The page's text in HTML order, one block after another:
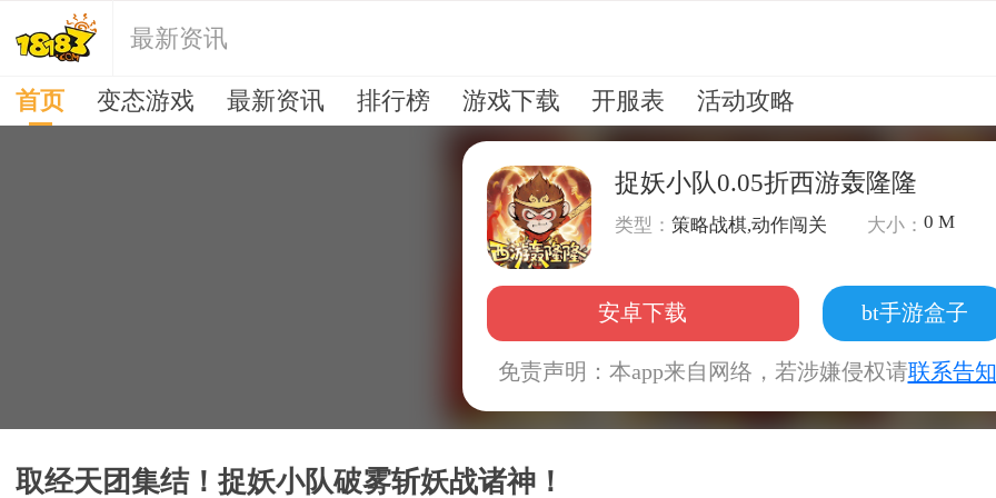
最新资讯
首页 变态游戏 最新资讯 排行榜 游戏下载 开服表 活动攻略
捉妖小队0.05折西游轰隆隆
类型：策略战棋,动作闯关 大小：0 M
安卓下载 bt手游盒子
免责声明：本app来自网络，若涉嫌侵权请联系告知
取经天团集结！捉妖小队破雾斩妖战诸神！